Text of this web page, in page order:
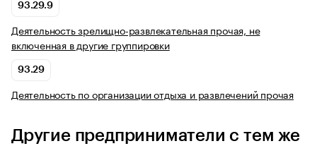
93.29.9
Деятельность зрелищно-развлекательная прочая, не
включенная в другие группировки
93.29
Деятельность по организации отдыха и развлечений прочая
Другие предприниматели с тем же